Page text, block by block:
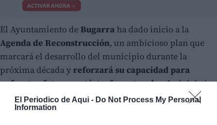
El Periodico de Aqui - Do Not Process My Personal
Information
ACTIVAR AHORA
El Ayuntamiento deBugarra ha dado inicio a la
Agenda de Reconstrucción, un ambicioso plan que
marcará el desarrollo del municipio durante la
próxima década yreforzará su capacidad para
enfrentar futuras catástrofes naturales. La iniciativa
busca no solo reconstruir, sino también mejorar la
resiliencia y la seguridad del pueblo, involucrando de